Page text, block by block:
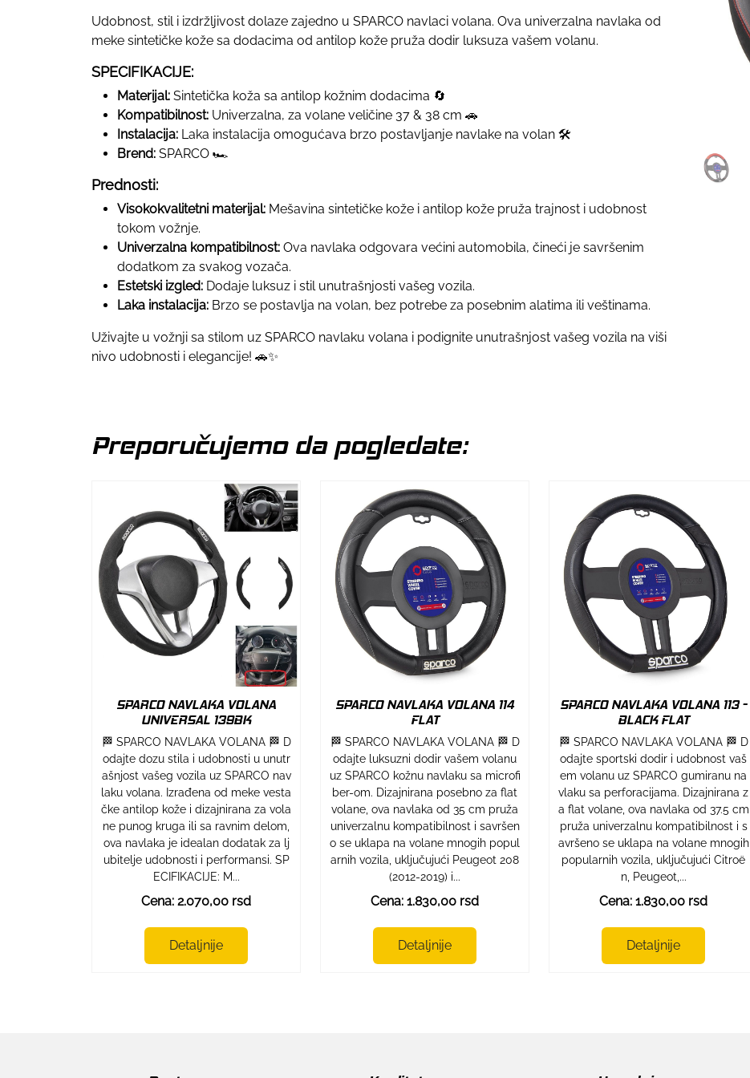
Udobnost, stil i izdržljivost dolaze zajedno u SPARCO navlaci volana. Ova univerzalna navlaka od
meke sintetičke kože sa dodacima od antilop kože pruža dodir luksuza vašem volanu.
SPECIFIKACIJE:
Materijal: Sintetička koža sa antilop kožnim dodacima 🔄
Kompatibilnost: Univerzalna, za volane veličine 37 & 38 cm 🚗
Instalacija: Laka instalacija omogućava brzo postavljanje navlake na volan 🛠️
Brend: SPARCO 🏎️
Prednosti:
Visokokvalitetni materijal: Mešavina sintetičke kože i antilop kože pruža trajnost i udobnost
tokom vožnje.
Univerzalna kompatibilnost: Ova navlaka odgovara većini automobila, čineći je savršenim
dodatkom za svakog vozača.
Estetski izgled: Dodaje luksuz i stil unutrašnjosti vašeg vozila.
Laka instalacija: Brzo se postavlja na volan, bez potrebe za posebnim alatima ili veštinama.
Uživajte u vožnji sa stilom uz SPARCO navlaku volana i podignite unutrašnjost vašeg vozila na viši
nivo udobnosti i elegancije! 🚗✨
Preporučujemo da pogledate:
SPARCO NAVLAKA VOLANA
UNIVERSAL 139BK
🏁 SPARCO NAVLAKA VOLANA 🏁 D
odajte dozu stila i udobnosti u unutr
ašnjost vašeg vozila uz SPARCO nav
laku volana. Izrađena od meke vesta
čke antilop kože i dizajnirana za vola
ne punog kruga ili sa ravnim delom,
ova navlaka je idealan dodatak za lj
ubitelje udobnosti i performansi. SP
ECIFIKACIJE: M...
Cena: 2.070,00 rsd
Detaljnije
SPARCO NAVLAKA VOLANA 114
FLAT
🏁 SPARCO NAVLAKA VOLANA 🏁 D
odajte luksuzni dodir vašem volanu
uz SPARCO kožnu navlaku sa microfi
ber-om. Dizajnirana posebno za flat
volane, ova navlaka od 35 cm pruža
univerzalnu kompatibilnost i savršen
o se uklapa na volane mnogih popul
arnih vozila, uključujući Peugeot 208
(2012-2019) i...
Cena: 1.830,00 rsd
Detaljnije
SPARCO NAVLAKA VOLANA 113 -
BLACK FLAT
🏁 SPARCO NAVLAKA VOLANA 🏁 D
odajte sportski dodir i udobnost vaš
em volanu uz SPARCO gumiranu na
vlaku sa perforacijama. Dizajnirana z
a flat volane, ova navlaka od 37.5 cm
pruža univerzalnu kompatibilnost i s
avršeno se uklapa na volane mnogih
popularnih vozila, uključujući Citroë
n, Peugeot,...
Cena: 1.830,00 rsd
Detaljnije